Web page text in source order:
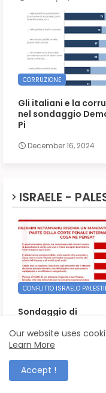
CORRUZIONE
Gli italiani e la
nel sondaggio
Pi
December 16, 2024
ISRAELE -
CONFLITTO ISRAELO
Sondaggio di
rischio di un
arresto nei
May 08, 2024
Our website uses
Learn More
Accept !